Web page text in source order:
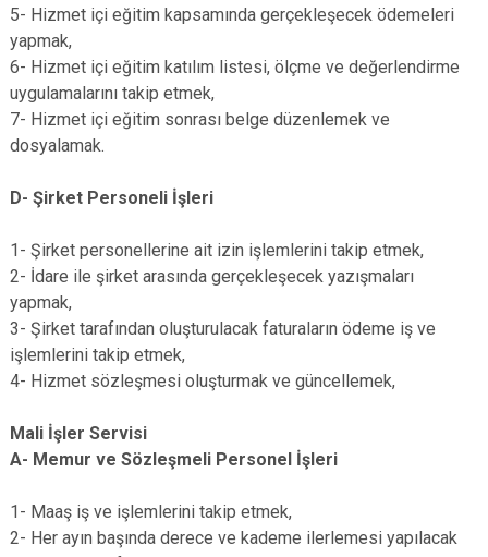
5- Hizmet içi eğitim kapsamında gerçekleşecek ödemeleri
yapmak,
6- Hizmet içi eğitim katılım listesi, ölçme ve değerlendirme
uygulamalarını takip etmek,
7- Hizmet içi eğitim sonrası belge düzenlemek ve
dosyalamak.
D- Şirket Personeli İşleri
1- Şirket personellerine ait izin işlemlerini takip etmek,
2- İdare ile şirket arasında gerçekleşecek yazışmaları
yapmak,
3- Şirket tarafından oluşturulacak faturaların ödeme iş ve
işlemlerini takip etmek,
4- Hizmet sözleşmesi oluşturmak ve güncellemek,
Mali İşler Servisi
A- Memur ve Sözleşmeli Personel İşleri
1- Maaş iş ve işlemlerini takip etmek,
2- Her ayın başında derece ve kademe ilerlemesi yapılacak